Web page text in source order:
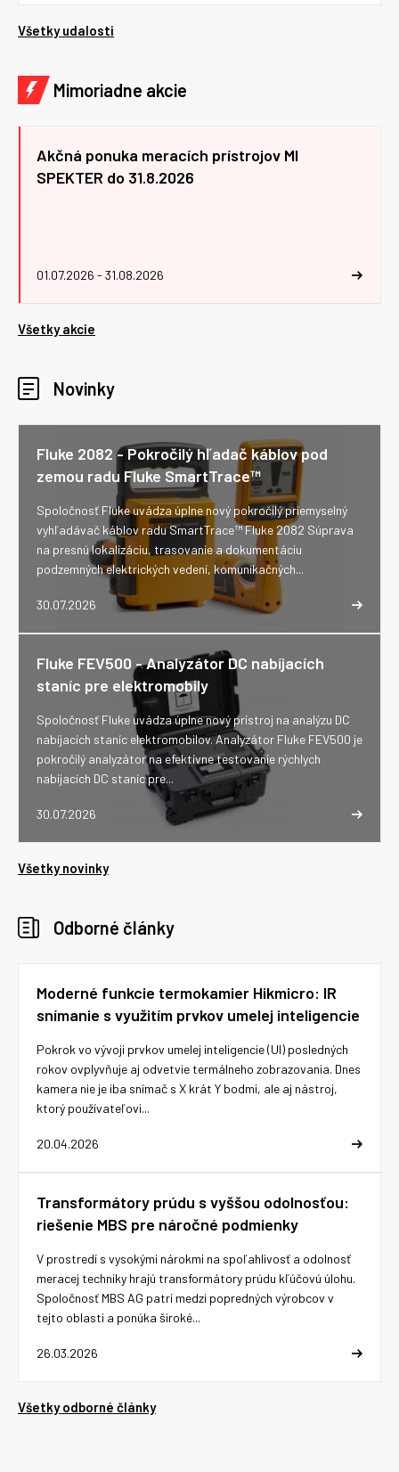
Všetky udalosti
Mimoriadne akcie
Akčná ponuka meracích prístrojov MI
SPEKTER do 31.8.2026
01.07.2026 - 31.08.2026
Všetky akcie
Novinky
Fluke 2082 - Pokročilý hľadač káblov pod
zemou radu Fluke SmartTrace™
30.07.2026
Spoločnosť Fluke uvádza úplne nový pokročilý priemyselný
vyhľadávač káblov radu SmartTrace™ Fluke 2082 Súprava
na presnú lokalizáciu, trasovanie a dokumentáciu
podzemných elektrických vedení, komunikačných...
Fluke FEV500 - Analyzátor DC nabíjacích
staníc pre elektromobily
30.07.2026
Spoločnosť Fluke uvádza úplne nový prístroj na analýzu DC
nabíjacích staníc elektromobilov. Analyzátor Fluke FEV500 je
pokročilý analyzátor na efektívne testovanie rýchlych
nabíjacích DC staníc pre...
Všetky novinky
Odborné články
Moderné funkcie termokamier Hikmicro: IR
snímanie s využitím prvkov umelej inteligencie
20.04.2026
Pokrok vo vývoji prvkov umelej inteligencie (UI) posledných
rokov ovplyvňuje aj odvetvie termálneho zobrazovania. Dnes
kamera nie je iba snímač s X krát Y bodmi, ale aj nástroj,
ktorý používateľovi...
Transformátory prúdu s vyššou odolnosťou:
riešenie MBS pre náročné podmienky
26.03.2026
V prostredí s vysokými nárokmi na spoľahlivosť a odolnosť
meracej techniky hrajú transformátory prúdu kľúčovú úlohu.
Spoločnosť MBS AG patrí medzi popredných výrobcov v
tejto oblasti a ponúka široké...
Všetky odborné články